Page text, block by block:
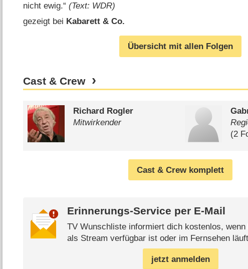
nicht ewig.“(Text: WDR)
gezeigt bei Kabarett & Co.
Übersicht mit allen Folgen
Cast & Crew
Richard Rogler
Mitwirkender
(2
Cast & Crew komplett
Erinnerungs-Service per E-Mail
TV Wunschliste informiert dich kostenlos, wenn
als Stream verfügbar ist oder im Fernsehen
jetzt anmelden